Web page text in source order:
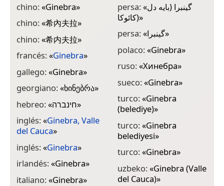
chino:«Ginebra»
chino:«希內夫拉»
chino:«希内夫拉»
francés:«Ginebra»
gallego:«Ginebra»
georgiano:«ხინებრა»
hebreo:«חינברה»
inglés:«Ginebra, Valle
del Cauca»
inglés:«Ginebra»
irlandés:«Ginebra»
italiano:«Ginebra»
persa:«گینبرا (بایه دل
کائوکا)»
persa:«گینبرا»
polaco:«Ginebra»
ruso:«Хинебра»
sueco:«Ginebra»
turco:«Ginebra
(belediye)»
turco:«Ginebra
belediyesi»
turco:«Ginebra»
uzbeko:«Ginebra (Valle
del Cauca)»